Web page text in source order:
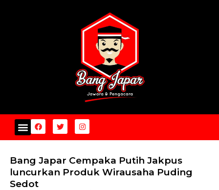
Bang Japar Cempaka Putih Jakpus
luncurkan Produk Wirausaha Puding
Sedot